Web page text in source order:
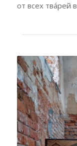
от всех тва́рей